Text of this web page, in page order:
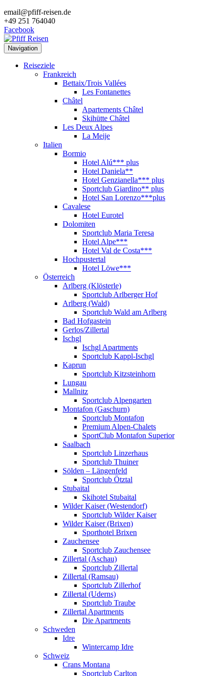
email@pfiff-reisen.de
+49 251 764040
Facebook
Navigation
Reiseziele
Frankreich
Bettaix/Trois Vallées
Les Fontanettes
Châtel
Apartements Châtel
Skihütte Châtel
Les Deux Alpes
La Meije
Italien
Bormio
Hotel Alú*** plus
Hotel Daniela**
Hotel Genzianella*** plus
Sportclub Giardino** plus
Hotel San Lorenzo***plus
Cavalese
Hotel Eurotel
Dolomiten
Sportclub Maria Teresa
Hotel Alpe***
Hotel Val de Costa***
Hochpustertal
Hotel Löwe***
Österreich
Arlberg (Klösterle)
Sportclub Arlberger Hof
Arlberg (Wald)
Sportclub Wald am Arlberg
Bad Hofgastein
Gerlos/Zillertal
Ischgl
Ischgl Apartments
Sportclub Kappl-Ischgl
Kaprun
Sportclub Kitzsteinhorn
Lungau
Mallnitz
Sportclub Alpengarten
Montafon (Gaschurn)
Sportclub Montafon
Premium Alpen-Chalets
SportClub Montafon Superior
Saalbach
Sportclub Linzerhaus
Sportclub Thuiner
Sölden – Längenfeld
Sportclub Ötztal
Stubaital
Skihotel Stubaital
Wilder Kaiser (Westendorf)
Sportclub Wilder Kaiser
Wilder Kaiser (Brixen)
Sporthotel Brixen
Zauchensee
Sportclub Zauchensee
Zillertal (Aschau)
Sportclub Zillertal
Zillertal (Ramsau)
Sportclub Zillerhof
Zillertal (Uderns)
Sportclub Traube
Zillertal Apartments
Die Apartments
Schweden
Idre
Wintercamp Idre
Schweiz
Crans Montana
Sportclub Carlton